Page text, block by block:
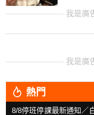
我是廣
我是廣
熱門
8/8停班停課最新通知／